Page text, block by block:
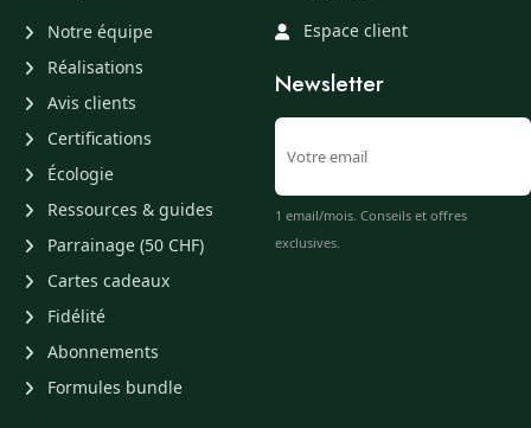
Notre équipe
Réalisations
Avis clients
Certifications
Écologie
Ressources & guides
Parrainage (50 CHF)
Cartes cadeaux
Fidélité
Abonnements
Formules bundle
Espace client
Newsletter
1 email/mois. Conseils et offres
exclusives.